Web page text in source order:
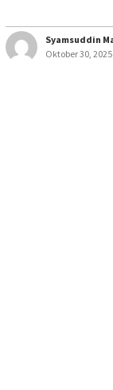
Syamsuddin
Oktober 30, 2025